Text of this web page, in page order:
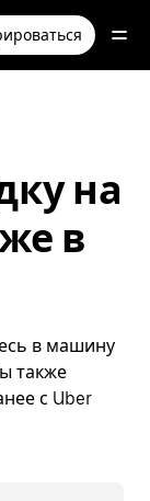
на
в
в машину
также
с Uber